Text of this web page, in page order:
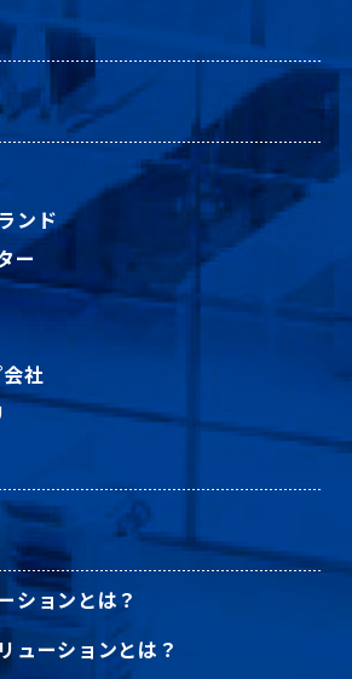
ンド
ー
社
ションとは？
ューションとは？